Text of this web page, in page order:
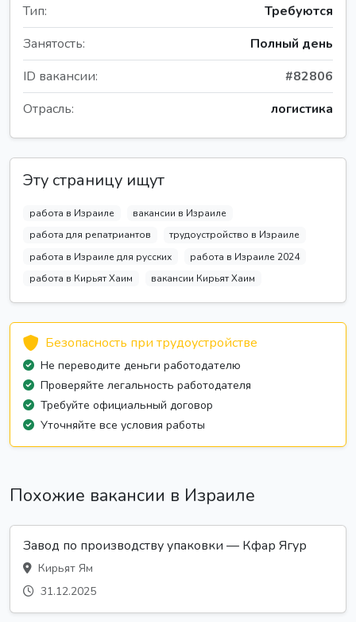
Тип:
Требуются
Занятость:
Полный день
ID вакансии:
#82806
Отрасль:
логистика
Эту страницу ищут
работа в Израиле
вакансии в Израиле
работа для репатриантов
трудоустройство в Израиле
работа в Израиле для русских
работа в Израиле 2024
работа в Кирьят Хаим
вакансии Кирьят Хаим
Безопасность при трудоустройстве
Не переводите деньги работодателю
Проверяйте легальность работодателя
Требуйте официальный договор
Уточняйте все условия работы
Похожие вакансии в Израиле
Завод по производству упаковки — Кфар Ягур
Кирьят Ям
31.12.2025